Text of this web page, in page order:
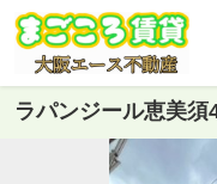
ラパンジール恵美須